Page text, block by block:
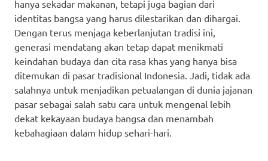
hanya sekadar makanan, tetapi juga bagian dari
identitas bangsa yang harus dilestarikan dan dihargai.
Dengan terus menjaga keberlanjutan tradisi ini,
generasi mendatang akan tetap dapat menikmati
keindahan budaya dan cita rasa khas yang hanya bisa
ditemukan di pasar tradisional Indonesia. Jadi, tidak ada
salahnya untuk menjadikan petualangan di dunia jajanan
pasar sebagai salah satu cara untuk mengenal lebih
dekat kekayaan budaya bangsa dan menambah
kebahagiaan dalam hidup sehari-hari.